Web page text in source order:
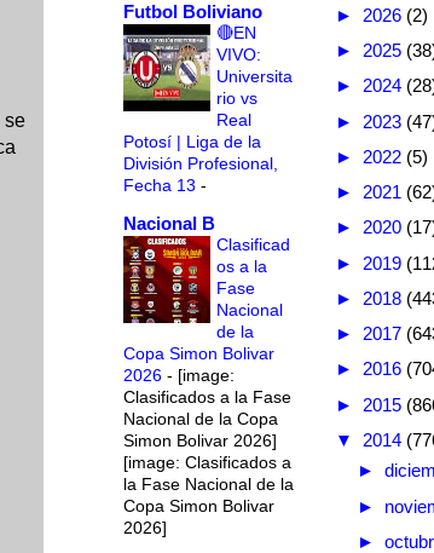
se
Futbol Boliviano
🔴EN
VIVO:
Universita
rio vs
Real
Potosí | Liga de la
División Profesional,
Fecha 13 -
Nacional B
Clasificad
os a la
Fase
Nacional
de la
Copa Simon Bolivar
2026 - [image:
Clasificados a la Fase
Nacional de la Copa
Simon Bolivar 2026]
[image: Clasificados a
la Fase Nacional de la
Copa Simon Bolivar
2026]
► 2026 (2)
► 2025
► 2024
► 2023
► 2022 (5)
► 2021
► 2020
► 2019
► 2018
► 2017
► 2016
► 2015
▼ 2014
►
►
►